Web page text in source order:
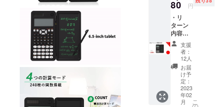
ノロジー
で、皆さん
の生活をよ
り豊かに、
快適にする
ことが弊社
の理念で
どうぞよろ
しくお願い
80 円
・リ
ターン
内容：
DIYス
マート
関数電
卓x 1
セット
・一般
販売予
定価
格：
支援
者：
12人
お届
け予
定：
2023
年02
月
こ